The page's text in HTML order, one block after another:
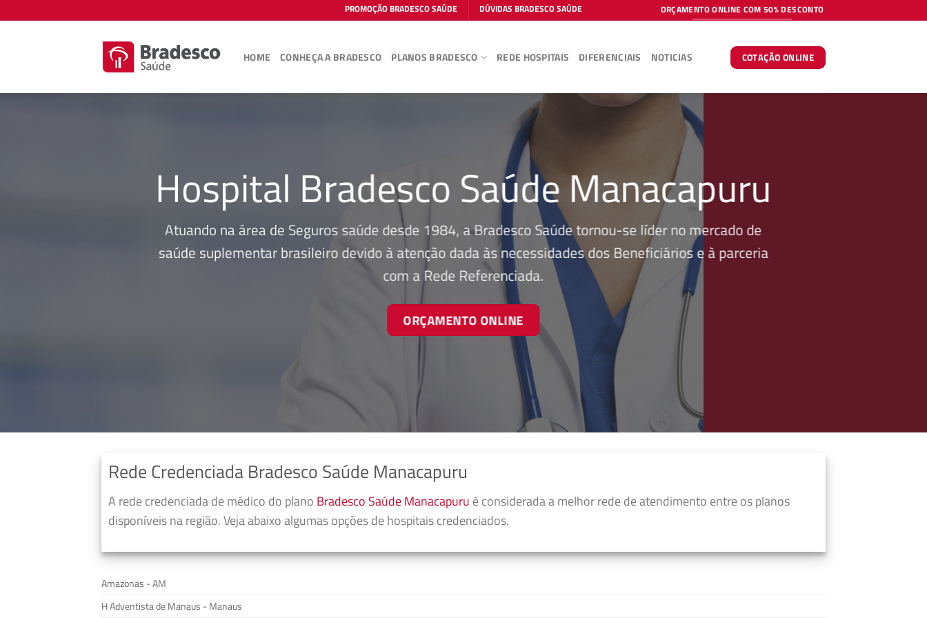
to
PROMOÇÃO BRADESCO SAÚDE DÚVIDAS BRADESCO SAÚDE ORÇAMENTO ONLINE COM 50% DESCONTO
HOME CONHEÇA A BRADESCO PLANOS BRADESCO REDE HOSPITAIS DIFERENCIAIS NOTICIAS COTAÇÃO ONLINE
Hospital Bradesco Saúde Manacapuru
Atuando na área de Seguros saúde desde 1984, a Bradesco Saúde tornou-se líder no mercado de
saúde suplementar brasileiro devido à atenção dada às necessidades dos Beneficiários e à parceria
com a Rede Referenciada.
ORÇAMENTO ONLINE
Rede Credenciada Bradesco Saúde Manacapuru
A rede credenciada de médico do plano Bradesco Saúde Manacapuru é considerada a melhor rede de atendimento entre os planos
disponíveis na região. Veja abaixo algumas opções de hospitais credenciados.
Amazonas - AM
H Adventista de Manaus - Manaus